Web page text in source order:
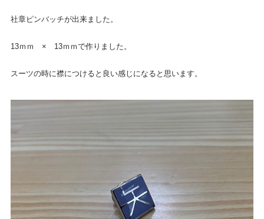
社章ピンバッチが出来ました。
13ｍｍ × 13ｍｍで作りました。
スーツの時に襟につけると良い感じになると思います。